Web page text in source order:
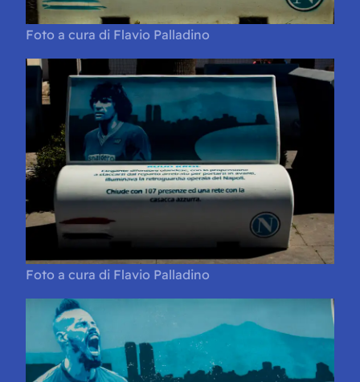
Foto a cura di Flavio Palladino
Foto a cura di Flavio Palladino